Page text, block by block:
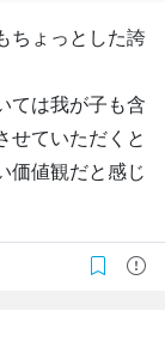
ちょっとした誇
ては我が子も含
せていただくと
価値観だと感じ